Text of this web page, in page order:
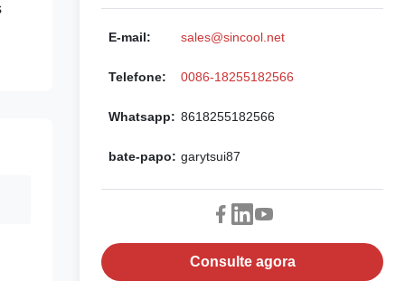
E-mail: sales@sincool.net
Telefone: 0086-18255182566
Whatsapp: 8618255182566
bate-papo: garytsui87
Consulte agora